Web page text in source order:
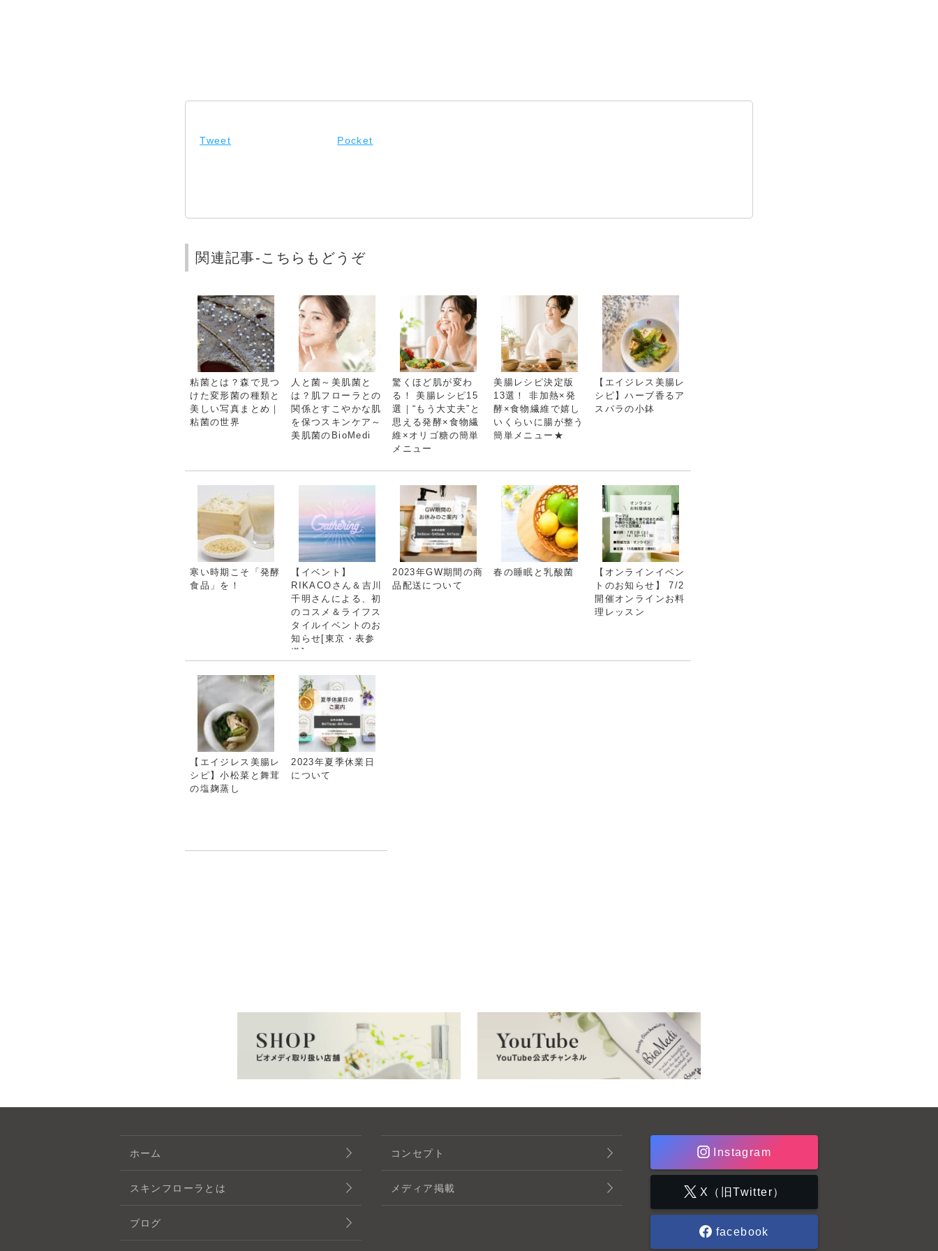
Tweet Pocket
関連記事-こちらもどうぞ
粘菌とは？森で見つ
けた変形菌の種類と
美しい写真まとめ｜
粘菌の世界
人と菌～美肌菌と
は？肌フローラとの
関係とすこやかな肌
を保つスキンケア～
美肌菌のBioMedi
驚くほど肌が変わ
る！ 美腸レシピ15
選｜“もう大丈夫”と
思える発酵×食物繊
維×オリゴ糖の簡単
メニュー
美腸レシピ決定版
13選！ 非加熱×発
酵×食物繊維で嬉し
いくらいに腸が整う
簡単メニュー★
【エイジレス美腸レ
シピ】ハーブ香るア
スパラの小鉢
寒い時期こそ「発酵
食品」を！
【イベント】
RIKACOさん＆吉川
千明さんによる、初
のコスメ＆ライフス
タイルイベントのお
知らせ[東京・表参
道]
2023年GW期間の商
品配送について
春の睡眠と乳酸菌
【オンラインイベン
トのお知らせ】 7/2
開催オンラインお料
理レッスン
【エイジレス美腸レ
シピ】小松菜と舞茸
の塩麹蒸し
2023年夏季休業日
について
Instagram
X（旧Twitter）
facebook
ホーム コンセプト
スキンフローラとは メディア掲載
ブログ